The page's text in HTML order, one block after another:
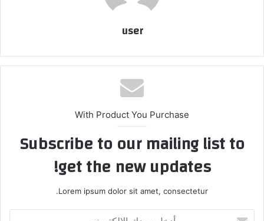
user
With Product You Purchase
Subscribe to our mailing list to
get the new updates!
Lorem ipsum dolor sit amet, consectetur.